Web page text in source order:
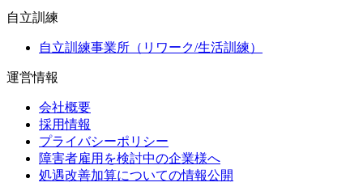
自立訓練
自立訓練事業所（リワーク/生活訓練）
運営情報
会社概要
採用情報
プライバシーポリシー
障害者雇用を検討中の企業様へ
処遇改善加算についての情報公開